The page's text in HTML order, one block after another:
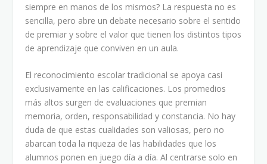
siempre en manos de los mismos? La respuesta no es
sencilla, pero abre un debate necesario sobre el sentido
de premiar y sobre el valor que tienen los distintos tipos
de aprendizaje que conviven en un aula.
El reconocimiento escolar tradicional se apoya casi
exclusivamente en las calificaciones. Los promedios
más altos surgen de evaluaciones que premian
memoria, orden, responsabilidad y constancia. No hay
duda de que estas cualidades son valiosas, pero no
abarcan toda la riqueza de las habilidades que los
alumnos ponen en juego día a día. Al centrarse solo en